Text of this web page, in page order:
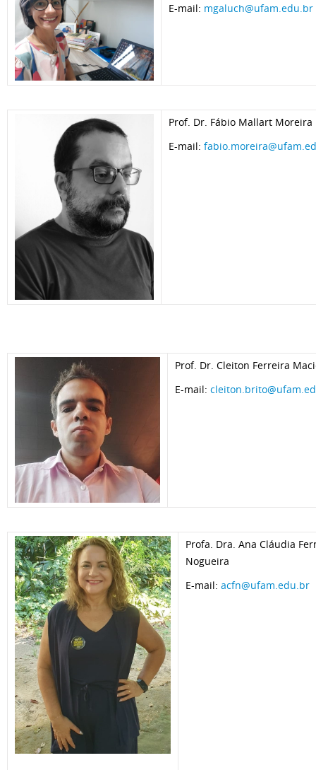
E-mail: mgaluch@ufam.edu.br
Prof. Dr. Fábio Mallart Moreira
E-mail:
Prof. Dr. Cleiton Ferreira
E-mail:
Profa. Dra. Ana Cláudia
Nogueira
E-mail: acfn@ufam.edu.br